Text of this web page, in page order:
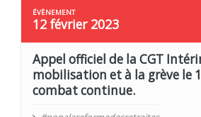
12 février 2023
Appel officiel de la CGT
mobilisation et à la grève le
combat continue.